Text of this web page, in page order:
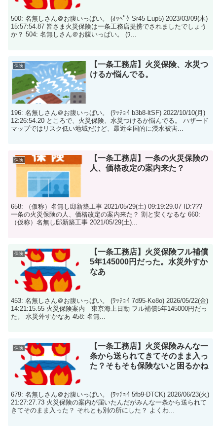
500: 名無しさん＠お腹いっぱい。 (ｵｯﾍﾟｹ Sr45-Eup5) 2023/03/09(木)
15:57:54.87 皆さま火災保険は一条工務店提携でされましたでしょう
か？ 504: 名無しさん＠お腹いっぱい。 (ﾜ...
保険
【一条工務店】火災保険、水災つ
けるか悩んでる。
196: 名無しさん＠お腹いっぱい。 (ﾜｯﾁｮｲ b3b8-ltSF) 2022/10/10(月)
12:26:54.20 ところで、火災保険、水災つけるか悩んでる。 ハザード
マップではリスク低い地域だけど、最近全国的に浸水被害...
保険
【一条工務店】一条の火災保険の
人、価格改定の案内来た？
658: （仮称）名無し邸新築工事 2021/05/29(土) 09:19:29.07 ID:???
一条の火災保険の人、価格改定の案内来た？ 割と安くなるな 660:
（仮称）名無し邸新築工事 2021/05/29(土)...
保険
【一条工務店】火災保険フル補償
5年145000円だった。水災外すか
なあ
453: 名無しさん＠お腹いっぱい。 (ﾜｯﾁｮｲ 7d95-Ke8o) 2026/05/22(金)
14:21:15.55 火災保険案内 東京海上日動 フル補償5年145000円だっ
た。 水災外すかなあ 458: 名無...
保険
【一条工務店】火災保険みんな一
条から送られてきてそのまま入っ
た？そもそも保険ないと困るかね
679: 名無しさん＠お腹いっぱい。 (ﾜｯﾁｮｲ 5fb9-DTCK) 2026/06/23(火)
21:27:27.73 火災保険の案内が届いたんだがみんな一条から送られて
きてそのまま入った？ それとも別の所にした？ よくわ...